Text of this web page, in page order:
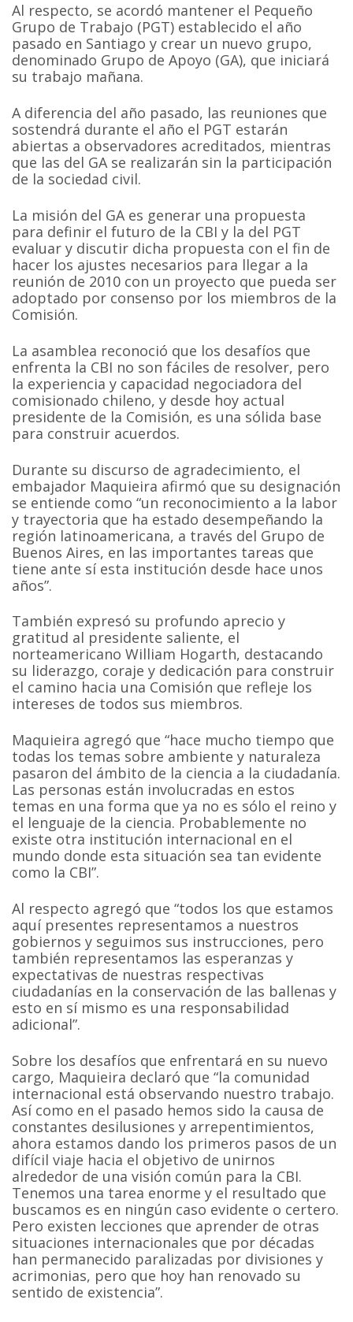
Al respecto, se acordó mantener el Pequeño
Grupo de Trabajo (PGT) establecido el año
pasado en Santiago y crear un nuevo grupo,
denominado Grupo de Apoyo (GA), que iniciará
su trabajo mañana.
A diferencia del año pasado, las reuniones que
sostendrá durante el año el PGT estarán
abiertas a observadores acreditados, mientras
que las del GA se realizarán sin la participación
de la sociedad civil.
La misión del GA es generar una propuesta
para definir el futuro de la CBI y la del PGT
evaluar y discutir dicha propuesta con el fin de
hacer los ajustes necesarios para llegar a la
reunión de 2010 con un proyecto que pueda ser
adoptado por consenso por los miembros de la
Comisión.
La asamblea reconoció que los desafíos que
enfrenta la CBI no son fáciles de resolver, pero
la experiencia y capacidad negociadora del
comisionado chileno, y desde hoy actual
presidente de la Comisión, es una sólida base
para construir acuerdos.
Durante su discurso de agradecimiento, el
embajador Maquieira afirmó que su designación
se entiende como “un reconocimiento a la labor
y trayectoria que ha estado desempeñando la
región latinoamericana, a través del Grupo de
Buenos Aires, en las importantes tareas que
tiene ante sí esta institución desde hace unos
años”.
También expresó su profundo aprecio y
gratitud al presidente saliente, el
norteamericano William Hogarth, destacando
su liderazgo, coraje y dedicación para construir
el camino hacia una Comisión que refleje los
intereses de todos sus miembros.
Maquieira agregó que “hace mucho tiempo que
todas los temas sobre ambiente y naturaleza
pasaron del ámbito de la ciencia a la ciudadanía.
Las personas están involucradas en estos
temas en una forma que ya no es sólo el reino y
el lenguaje de la ciencia. Probablemente no
existe otra institución internacional en el
mundo donde esta situación sea tan evidente
como la CBI”.
Al respecto agregó que “todos los que estamos
aquí presentes representamos a nuestros
gobiernos y seguimos sus instrucciones, pero
también representamos las esperanzas y
expectativas de nuestras respectivas
ciudadanías en la conservación de las ballenas y
esto en sí mismo es una responsabilidad
adicional”.
Sobre los desafíos que enfrentará en su nuevo
cargo, Maquieira declaró que “la comunidad
internacional está observando nuestro trabajo.
Así como en el pasado hemos sido la causa de
constantes desilusiones y arrepentimientos,
ahora estamos dando los primeros pasos de un
difícil viaje hacia el objetivo de unirnos
alrededor de una visión común para la CBI.
Tenemos una tarea enorme y el resultado que
buscamos es en ningún caso evidente o certero.
Pero existen lecciones que aprender de otras
situaciones internacionales que por décadas
han permanecido paralizadas por divisiones y
acrimonias, pero que hoy han renovado su
sentido de existencia”.